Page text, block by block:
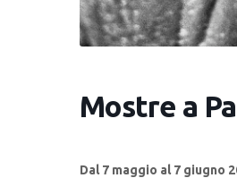
Mostre a
Dal 7 maggio al 7 giugno